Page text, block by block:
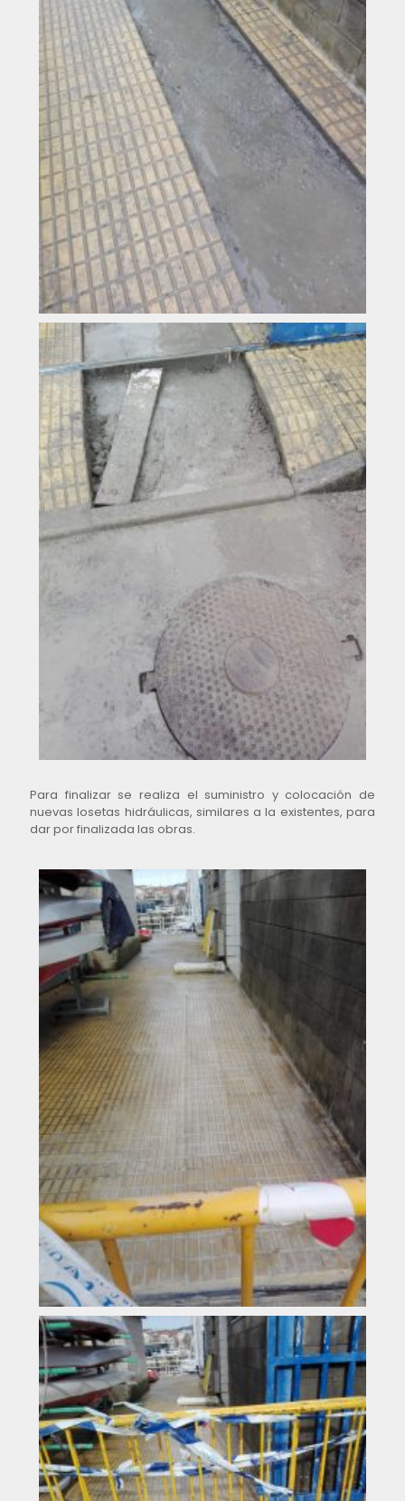
Para finalizar se realiza el suministro y colocación de
nuevas losetas hidráulicas, similares a la existentes, para
dar por finalizada las obras.